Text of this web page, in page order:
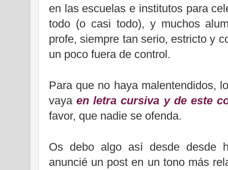
en las escuelas e institutos para
todo (o casi todo), y muchos
profe, siempre tan serio, estricto y
un poco fuera de control.
Para que no haya malentendidos,
vayaen letra cursiva y de este
favor, que nadie se ofenda.
Os debo algo así desde desde
anuncié un post en un tono más